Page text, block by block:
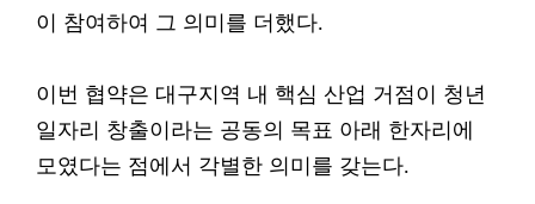
이 참여하여 그 의미를 더했다.
이번 협약은 대구지역 내 핵심 산업 거점이 청년
일자리 창출이라는 공동의 목표 아래 한자리에
모였다는 점에서 각별한 의미를 갖는다.